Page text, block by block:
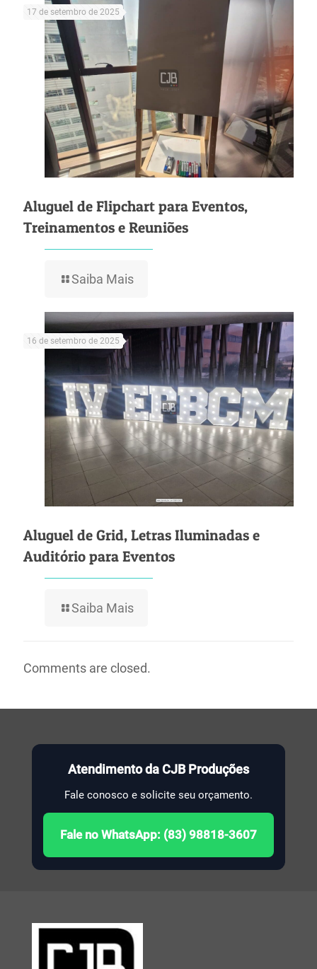
17 de setembro de 2025
Aluguel de Flipchart para Eventos,
Treinamentos e Reuniões
Saiba Mais
16 de setembro de 2025
Aluguel de Grid, Letras Iluminadas e
Auditório para Eventos
Saiba Mais
Comments are closed.
Atendimento da CJB Produções
Fale conosco e solicite seu orçamento.
Fale no WhatsApp: (83) 98818-3607